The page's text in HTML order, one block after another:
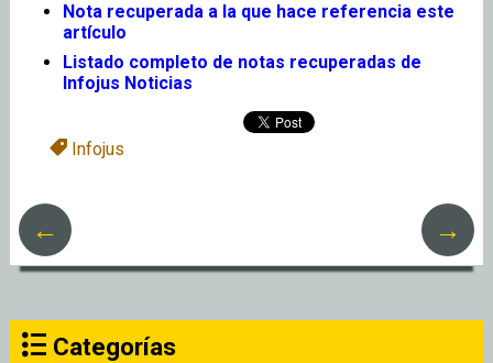
Nota recuperada a la que hace referencia este
artículo
Listado completo de notas recuperadas de
Infojus Noticias
Infojus
→
←
Categorías